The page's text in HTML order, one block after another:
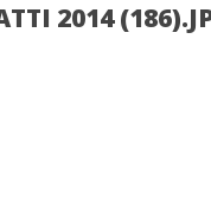
2014